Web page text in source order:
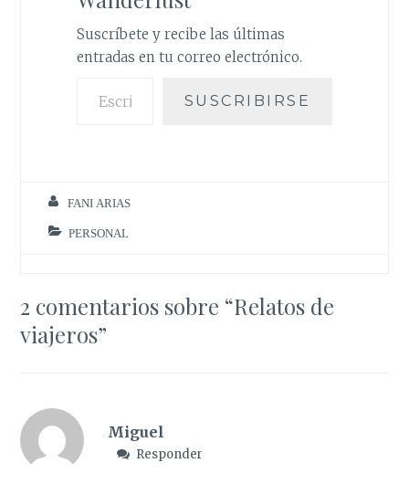
Suscríbete y recibe las últimas
entradas en tu correo electrónico.
SUSCRIBIRSE
FANI ARIAS
PERSONAL
2 comentarios sobre “Relatos de
viajeros”
Miguel
Responder